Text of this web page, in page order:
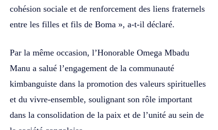
cohésion sociale et de renforcement des liens fraternels
entre les filles et fils de Boma », a-t-il déclaré.
Par la même occasion, l’Honorable Omega Mbadu
Manu a salué l’engagement de la communauté
kimbanguiste dans la promotion des valeurs spirituelles
et du vivre-ensemble, soulignant son rôle important
dans la consolidation de la paix et de l’unité au sein de